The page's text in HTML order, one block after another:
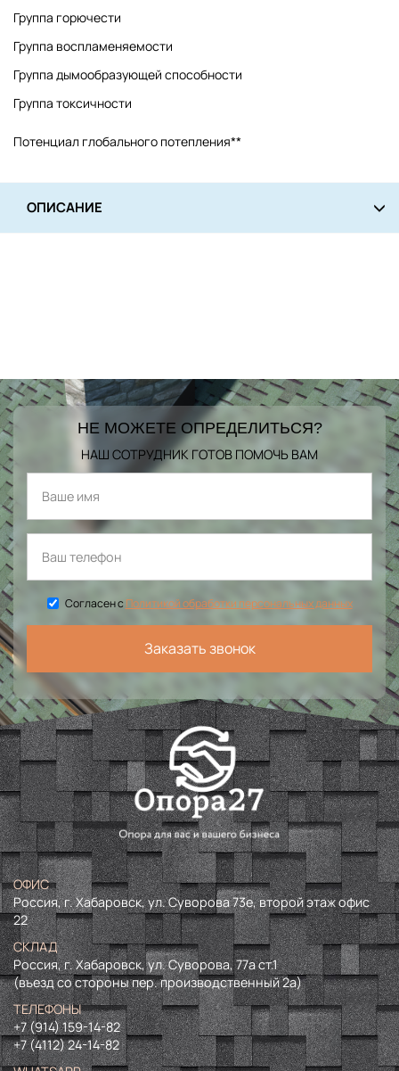
Группа горючести
Группа воспламеняемости
Группа дымообразующей способности
Группа токсичности
Потенциал глобального потепления**
ОПИСАНИЕ
НЕ МОЖЕТЕ ОПРЕДЕЛИТЬСЯ?
НАШ СОТРУДНИК ГОТОВ ПОМОЧЬ ВАМ
Согласен сПолитикой обработки персональных данных
Заказать звонок
ОФИС
Россия, г. Хабаровск, ул. Суворова 73е, второй этаж офис
22
СКЛАД
Россия, г. Хабаровск, ул. Суворова, 77а ст.1
(въезд со стороны пер. производственный 2а)
ТЕЛЕФОНЫ
+7 (914) 159-14-82
+7 (4112) 24-14-82